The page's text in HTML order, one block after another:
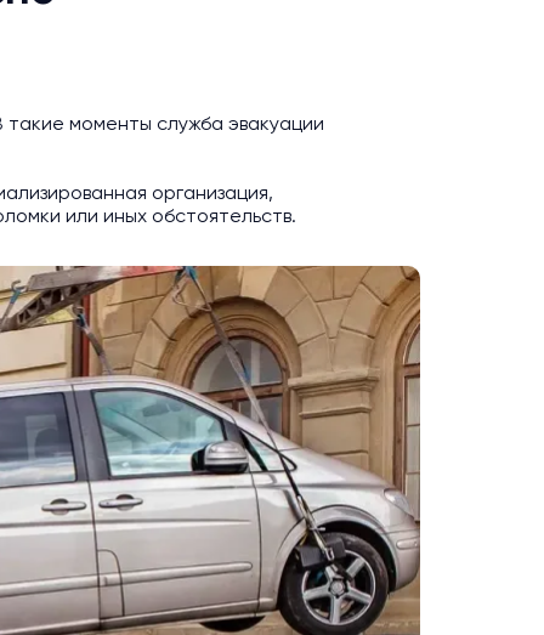
моменты служба эвакуации
организация,
или иных обстоятельств.